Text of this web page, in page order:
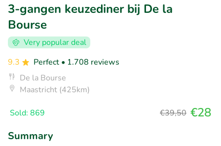
3-gangen keuzediner bij De la
Bourse
Very popular deal
9.3
Perfect • 1.708 reviews
De la Bourse
Maastricht (425km)
Sold: 869 €39,50 €28
Summary